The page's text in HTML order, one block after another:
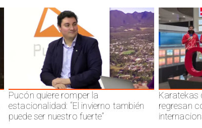
Pucón quiere romper la
estacionalidad: “El invierno también
puede ser nuestro fuerte”
Karatekas
regresan